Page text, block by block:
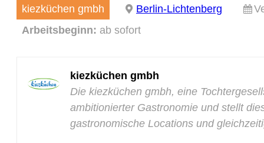
kiezküchen gmbh Berlin-Lichtenberg
Arbeitsbeginn: ab sofort
kiezküchen gmbh
Die kiezküchen gmbh, eine
ambitionierter Gastronomie und stellt
gastronomische Locations und